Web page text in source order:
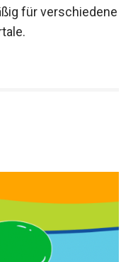
für verschiedene